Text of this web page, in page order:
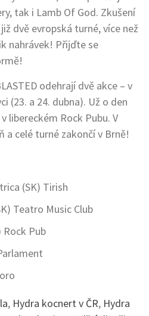
tak i Lamb Of God. Zkušení
dvě evropská turné, více než
nahrávek! Přijďte se
odehrají dvě akce – v
(23. a 24. dubna). Už o den
libereckém Rock Pubu. V
a celé turné zakončí v Brně!
(SK) Tirish
Teatro Music Club
Rock Pub
, Hydra kocnert v ČR, Hydra